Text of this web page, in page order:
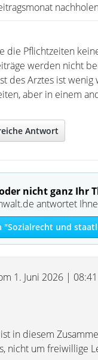
die Pflichtzeiten
werden nicht
des Arztes ist
aber in einem
e Antwort
nicht ganz Ihr
antwortet
"Sozialrecht und
1. Juni 2026 | 08:41
in diesem
nicht um freiwillige